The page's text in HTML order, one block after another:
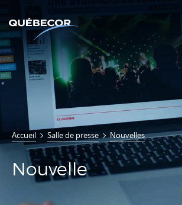
Accueil Salle de presse Nouvelles
Nouvelle